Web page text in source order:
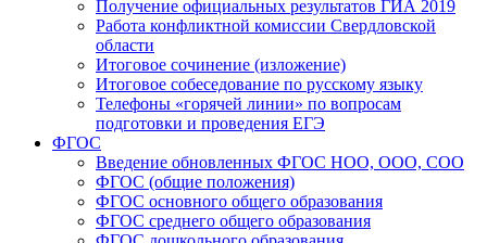
Получение официальных результатов ГИА 2019
Работа конфликтной комиссии Свердловской
области
Итоговое сочинение (изложение)
Итоговое собеседование по русскому языку
Телефоны «горячей линии» по вопросам
подготовки и проведения ЕГЭ
ФГОС
Введение обновленных ФГОС НОО, ООО, СОО
ФГОС (общие положения)
ФГОС основного общего образования
ФГОС среднего общего образования